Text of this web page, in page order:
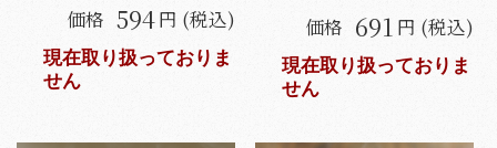
価格 594円 (税込)
現在取り扱っておりま
せん
価格 691 円 (税込)
現在取り扱っておりま
せん